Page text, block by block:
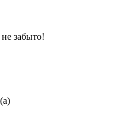
забыто!